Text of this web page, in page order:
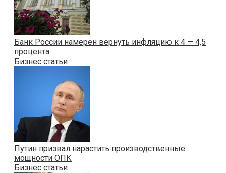
Банк России намерен вернуть инфляцию к 4 — 4,5
процента
Бизнес статьи
Путин призвал нарастить производственные
мощности ОПК
Бизнес статьи